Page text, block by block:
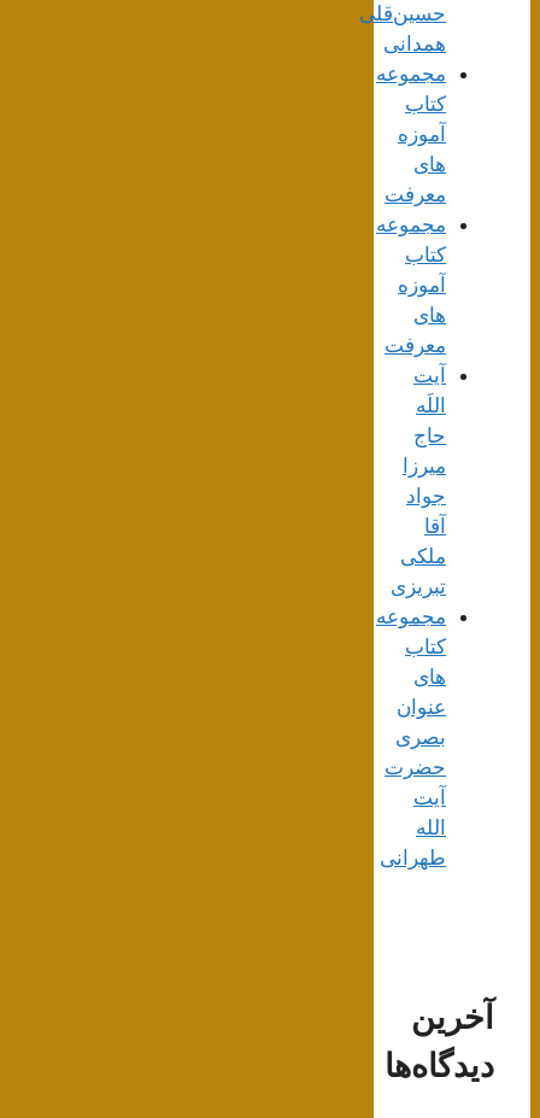
حسین‌قلی
همدانی
مجموعه
کتاب
آموزه
های
معرفت
مجموعه
کتاب
آموزه
های
معرفت
آیت
اللَه
حاج
میرزا
جواد
آقا
ملکی
تبریزی
مجموعه
کتاب
های
عنوان
بصری
حضرت
آیت
الله
طهرانی
آخرین
دیدگاه‌ها